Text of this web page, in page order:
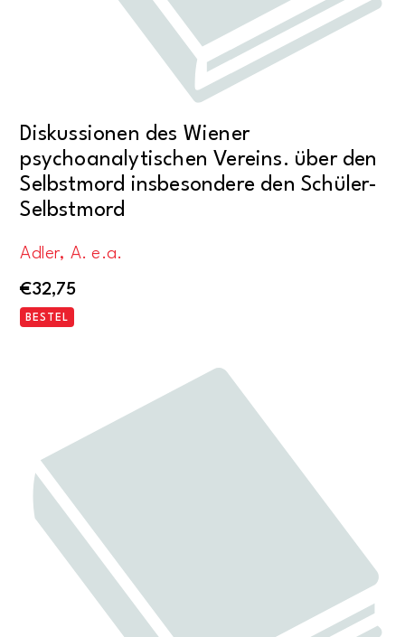
Diskussionen des Wiener
psychoanalytischen Vereins. über den
Selbstmord insbesondere den Schüler-
Selbstmord
Adler, A. e.a.
€32,75
BESTEL